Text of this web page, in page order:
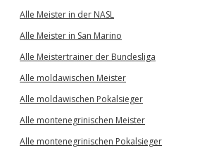
Alle Meister in der NASL
Alle Meister in San Marino
Alle Meistertrainer der Bundesliga
Alle moldawischen Meister
Alle moldawischen Pokalsieger
Alle montenegrinischen Meister
Alle montenegrinischen Pokalsieger